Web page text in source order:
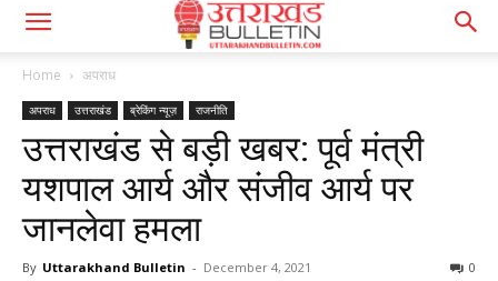
Home अपराध
अपराध उत्तराखंड ब्रेकिंग न्यूज़ राजनीति
उत्तराखंड से बड़ी खबर: पूर्व मंत्री
यशपाल आर्य और संजीव आर्य पर
जानलेवा हमला
By Uttarakhand Bulletin - December 4, 2021 0